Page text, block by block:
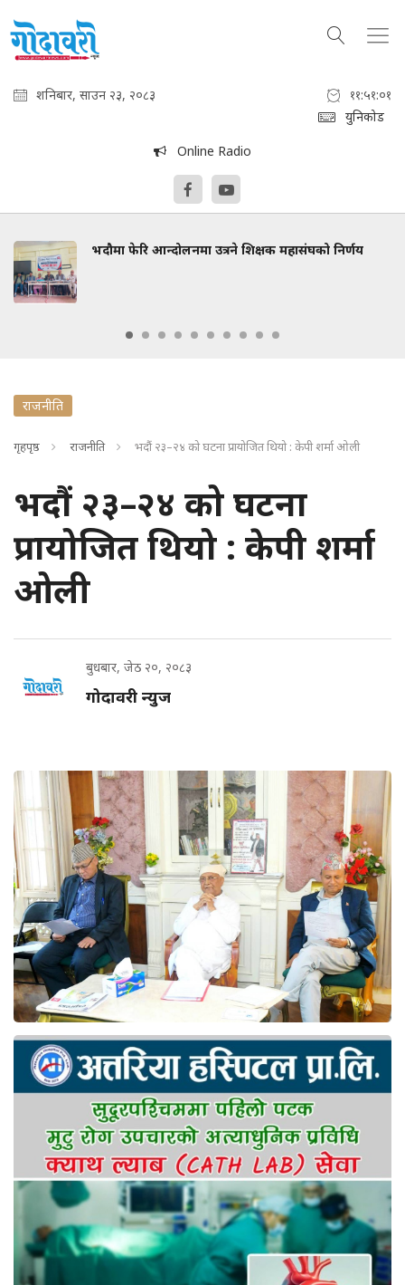
शनिबार, साउन २३, २०८३
११:५१:०२
युनिकोड
Online Radio
भदौमा फेरि आन्दोलनमा उत्रने शिक्षक महासंघको निर्णय
राजनीति
गृहपृष्ठ राजनीति भदौं २३–२४ को घटना प्रायोजित थियो : केपी शर्मा ओली
भदौं २३–२४ को घटना
प्रायोजित थियो : केपी शर्मा
ओली
बुधबार, जेठ २०, २०८३
गोदावरी न्युज